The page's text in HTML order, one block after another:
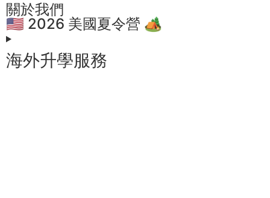
關於我們
🇺🇸 2026 美國夏令營 🏕️
海外升學服務